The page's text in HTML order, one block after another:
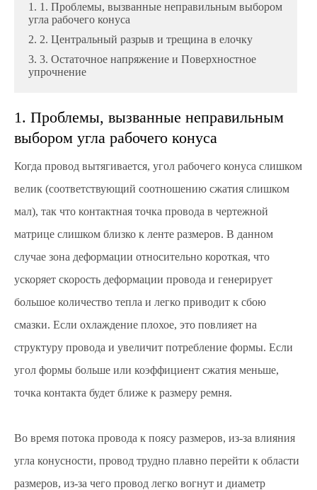
1. 1. Проблемы, вызванные неправильным выбором
угла рабочего конуса
2. 2. Центральный разрыв и трещина в елочку
3. 3. Остаточное напряжение и Поверхностное
упрочнение
1. Проблемы, вызванные неправильным
выбором угла рабочего конуса
Когда провод вытягивается, угол рабочего конуса слишком
велик (соответствующий соотношению сжатия слишком
мал), так что контактная точка провода в чертежной
матрице слишком близко к ленте размеров. В данном
случае зона деформации относительно короткая, что
ускоряет скорость деформации провода и генерирует
большое количество тепла и легко приводит к сбою
смазки. Если охлаждение плохое, это повлияет на
структуру провода и увеличит потребление формы. Если
угол формы больше или коэффициент сжатия меньше,
точка контакта будет ближе к размеру ремня.
Во время потока провода к поясу размеров, из-за влияния
угла конусности, провод трудно плавно перейти к области
размеров, из-за чего провод легко вогнут и диаметр